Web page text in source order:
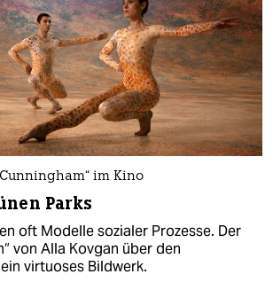
im Kino
Parks
oft Modelle sozialer Prozesse. Der
von Alla Kovgan über den
virtuoses Bildwerk.